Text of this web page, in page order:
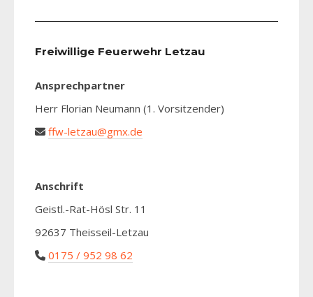
Freiwillige Feuerwehr Letzau
Ansprechpartner
Herr Florian Neumann (1. Vorsitzender)
ffw-letzau@gmx.de
Anschrift
Geistl.-Rat-Hösl Str. 11
92637 Theisseil-Letzau
0175 / 952 98 62